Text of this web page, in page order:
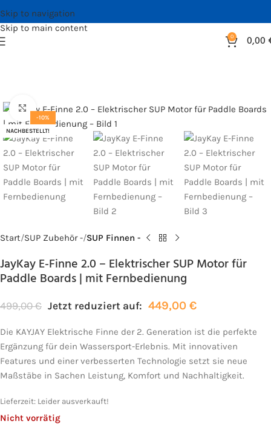
Skip to navigation
Skip to main content
0 0,00
-10%
NACHBESTELLT!
Bild vergrößern
Start SUP Zubehör - SUP Finnen -
JayKay E-Finne 2.0 – Elektrischer SUP Motor für
Paddle Boards | mit Fernbedienung
499,00€ Jetzt reduziert auf: 449,00 €
Die KAYJAY Elektrische Finne der 2. Generation ist die perfekte
Ergänzung für dein Wassersport-Erlebnis. Mit innovativen
Features und einer verbesserten Technologie setzt sie neue
Maßstäbe in Sachen Leistung, Komfort und Nachhaltigkeit.
Lieferzeit: Leider ausverkauft!
Nicht vorrätig